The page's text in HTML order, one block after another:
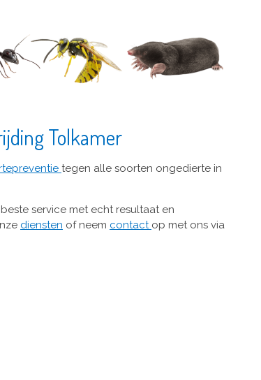
Tolkamer
tegen alle soorten ongedierte in
service met echt resultaat en
diensten of neem contact op met ons via